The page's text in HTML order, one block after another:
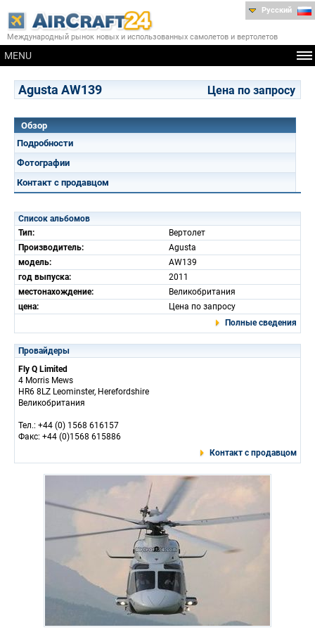
Международный рынок новых и использованных самолетов и вертолетов
MENU
Русский
Agusta AW139 Цена по запросу
Обзор
Подробности
Фотографии
Контакт с продавцом
Список альбомов
Тип:
Вертолет
Производитель:
Agusta
модель:
AW139
год выпуска:
2011
местонахождение:
Великобритания
цена:
Цена по запросу
Полные сведения
Провайдеры
Fly Q Limited
4 Morris Mews
HR6 8LZ Leominster, Herefordshire
Великобритания
Тел.: +44 (0) 1568 616157
Факс: +44 (0)1568 615886
Контакт с продавцом